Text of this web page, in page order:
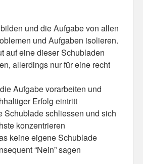
Go Round
und die Aufgabe von allen
und Aufgaben isolieren.
auf eine dieser Schubladen
allerdings nur für eine recht
Aufgabe vorarbeiten und
Erfolg eintritt
Schublade schliessen und sich
konzentrieren
keine eigene Schublade
“Nein” sagen